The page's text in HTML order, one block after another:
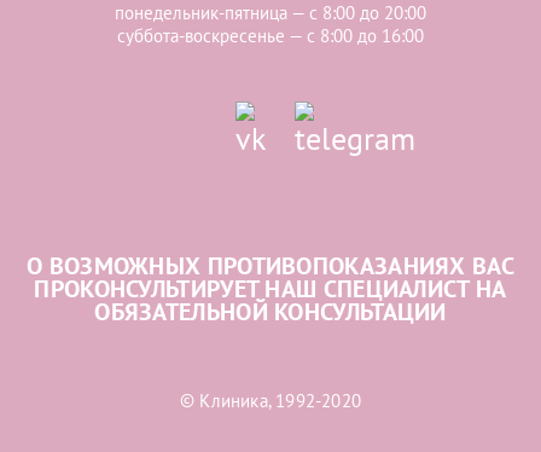
понедельник-пятница — с 8:00 до 20:00
суббота-воскресенье — с 8:00 до 16:00
О ВОЗМОЖНЫХ ПРОТИВОПОКАЗАНИЯХ ВАС
ПРОКОНСУЛЬТИРУЕТ НАШ СПЕЦИАЛИСТ НА
ОБЯЗАТЕЛЬНОЙ КОНСУЛЬТАЦИИ
© Клиника, 1992-2020